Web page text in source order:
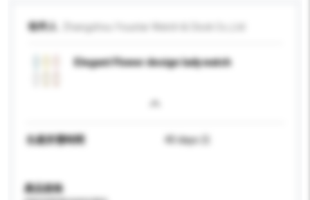
收件人
Elegant Flower design lady watch
生產所需時間 40 days 日
產品規格